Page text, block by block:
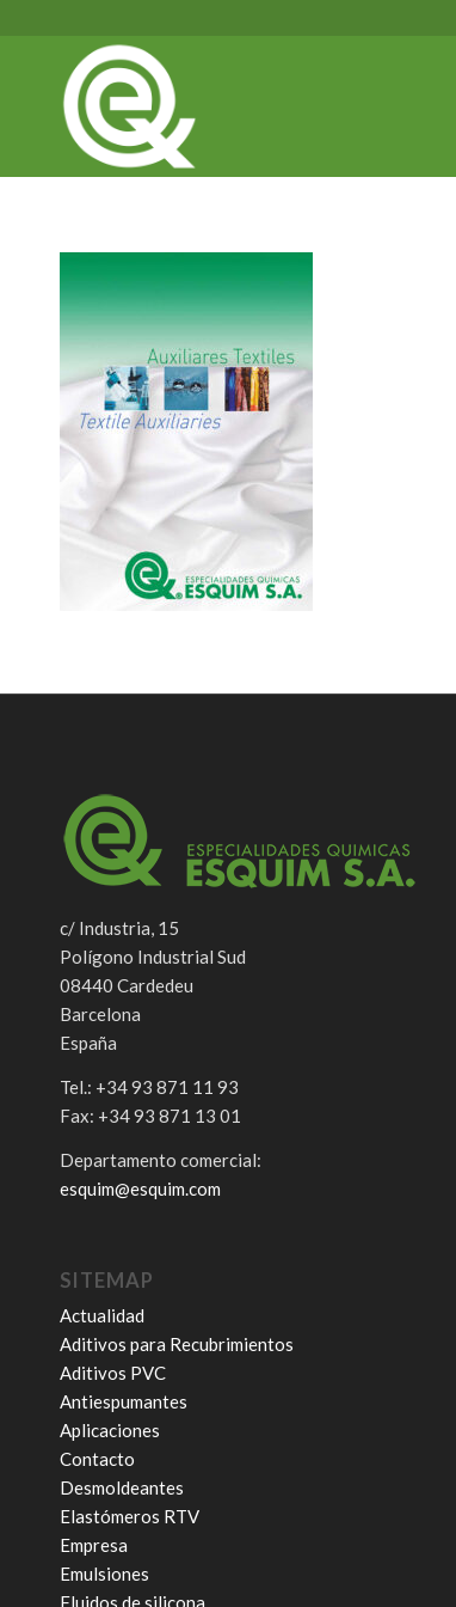
c/ Industria, 15
Polígono Industrial Sud
08440 Cardedeu
Barcelona
España
Tel.: +34 93 871 11 93
Fax: +34 93 871 13 01
Departamento comercial:
esquim@esquim.com
SITEMAP
Actualidad
Aditivos para Recubrimientos
Aditivos PVC
Antiespumantes
Aplicaciones
Contacto
Desmoldeantes
Elastómeros RTV
Empresa
Emulsiones
Fluidos de silicona